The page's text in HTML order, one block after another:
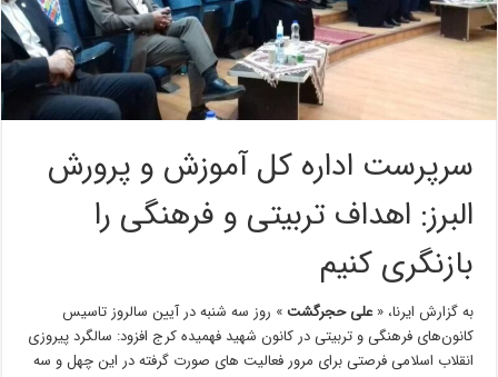
سرپرست اداره کل آموزش و پرورش
البرز: اهداف تربیتی و فرهنگی را
بازنگری کنیم
به گزارش ایرنا، «علی حجرگشت» روز سه شنبه در آیین سالروز تاسیس
کانون‌های فرهنگی و تربیتی در کانون شهید فهمیده کرج افزود: سالگرد پیروزی
انقلاب اسلامی فرصتی برای مرور فعالیت های صورت گرفته در این چهل و سه